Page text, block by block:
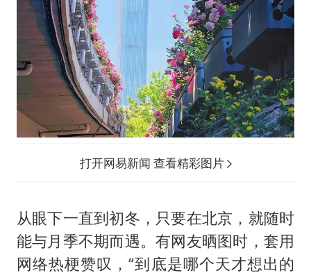
打开网易新闻 查看精彩图片
从眼下一直到初冬，只要在北京，就随时
能与月季不期而遇。有网友晒图时，套用
网络热梗赞叹，“到底是哪个天才想出的